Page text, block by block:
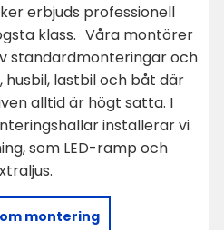
erbjuds professionell
klass. Våra montörer
standardmonteringar och
husbil, lastbil och båt där
alltid är högt satta. I
installerar vi
som LED-ramp och
montering